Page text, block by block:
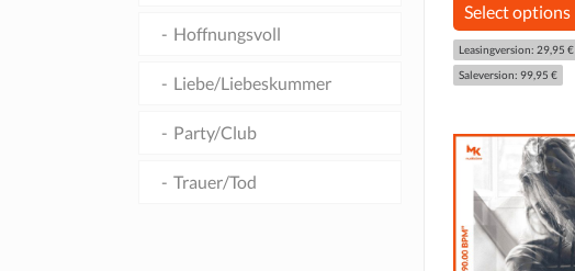
Select options
Leasingversion: 29,95 €
Saleversion: 99,95 €
Hoffnungsvoll
Liebe/Liebeskummer
Party/Club
Trauer/Tod